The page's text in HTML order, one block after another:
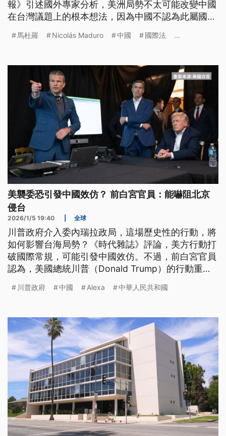
報》引述國外專家分析，美洲局勢不太可能改變中國
在台灣議題上的根本想法，因為中國不認為此屬國際
則針對美國行動回應，將持續和美國等理念相近盟友
馬杜羅 Nicolás Maduro 中國 國際法 ...
美襲委恐引發中國效仿？ 前白宮官員：能嚇阻北京
侵台
2026/1/5 19:40 全球
川普政府介入委內瑞拉政局，這場歷史性的行動，將
如何影響台海局勢？《時代雜誌》評論，美方行動打
破國際常規，可能引發中國效仿。不過，前白宮官員
認為，美國總統川普（Donald Trump）的行動重建
川普政府 中國 Alexa 中華人民共和國